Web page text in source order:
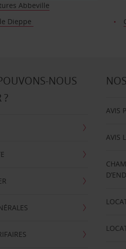
Abbeville
Dieppe
NOUS
?
AVIS
AVIS